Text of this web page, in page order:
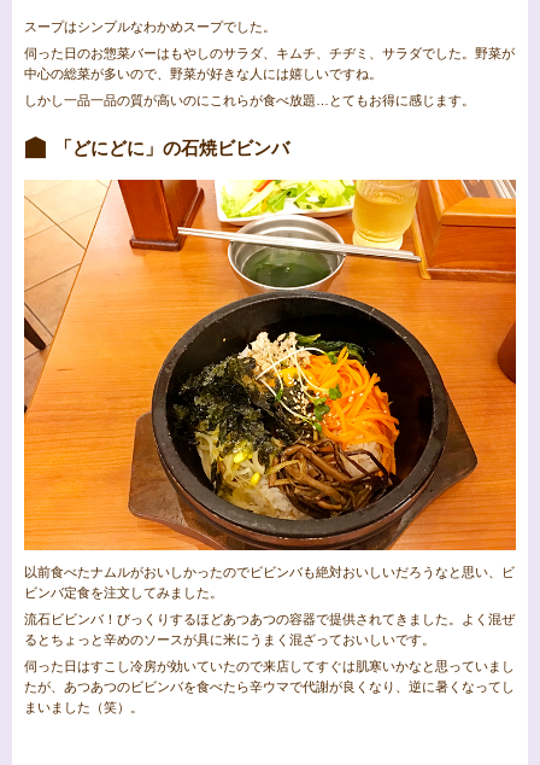
スープはシンプルなわかめスープでした。
伺った日のお惣菜バーはもやしのサラダ、キムチ、チヂミ、サラダでした。野菜が
中心の総菜が多いので、野菜が好きな人には嬉しいですね。
しかし一品一品の質が高いのにこれらが食べ放題…とてもお得に感じます。
「どにどに」の石焼ビビンバ
以前食べたナムルがおいしかったのでビビンバも絶対おいしいだろうなと思い、ビ
ビンバ定食を注文してみました。
流石ビビンバ！びっくりするほどあつあつの容器で提供されてきました。よく混ぜ
るとちょっと辛めのソースが具に米にうまく混ざっておいしいです。
伺った日はすこし冷房が効いていたので来店してすぐは肌寒いかなと思っていまし
たが、あつあつのビビンバを食べたら辛ウマで代謝が良くなり、逆に暑くなってし
まいました（笑）。